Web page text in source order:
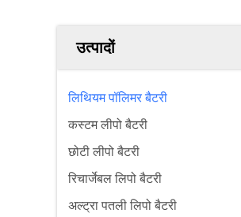
उत्पादों
लिथियम पॉलिमर बैटरी
कस्टम लीपो बैटरी
छोटी लीपो बैटरी
रिचार्जेबल लिपो बैटरी
अल्ट्रा पतली लिपो बैटरी